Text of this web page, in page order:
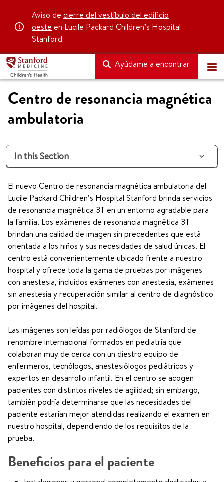
Aviso de cierre del vestíbulo del edificio
oeste en Lucile Packard Children’s Hospital
Stanford
Ayúdame a encontrar
Centro de resonancia magnética
ambulatoria
In this Section
El nuevo Centro de resonancia magnética ambulatoria del
Lucile Packard Children’s Hospital Stanford brinda servicios
de resonancia magnética 3T en un entorno agradable para
la familia. Los exámenes de resonancia magnética 3T
brindan una calidad de imagen sin precedentes que está
orientada a los niños y sus necesidades de salud únicas. El
centro está convenientemente ubicado frente a nuestro
hospital y ofrece toda la gama de pruebas por imágenes
con anestesia, incluidos exámenes con anestesia, exámenes
sin anestesia y recuperación similar al centro de diagnóstico
por imágenes del hospital.
Las imágenes son leídas por radiólogos de Stanford de
renombre internacional formados en pediatría que
colaboran muy de cerca con un diestro equipo de
enfermeros, tecnólogos, anestesiólogos pediátricos y
expertos en desarrollo infantil. En el centro se acogen
pacientes con distintos niveles de agilidad; sin embargo,
también podría determinarse que las necesidades del
paciente estarían mejor atendidas realizando el examen en
nuestro hospital, dependiendo de los requisitos de la
prueba.
Beneficios para el paciente